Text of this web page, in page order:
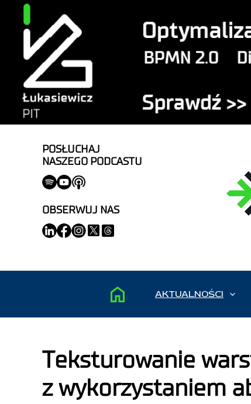
POSŁUCHAJ
NASZEGO PODCASTU
OBSERWUJ NAS
AKTUALNOŚCI
Teksturowanie
z wykorzystaniem